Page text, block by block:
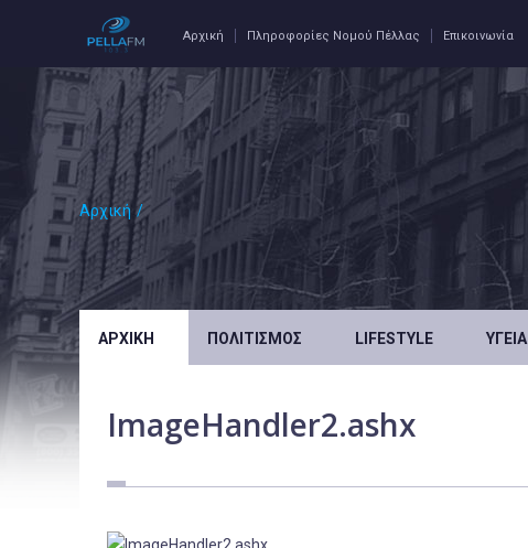
Αρχική Πληροφορίες Νομού Πέλλας Επικοινωνία
Αρχική /
ΑΡΧΙΚΉ ΠΟΛΙΤΙΣΜΌΣ LIFESTYLE ΥΓΕΊΑ
ImageHandler2.ashx